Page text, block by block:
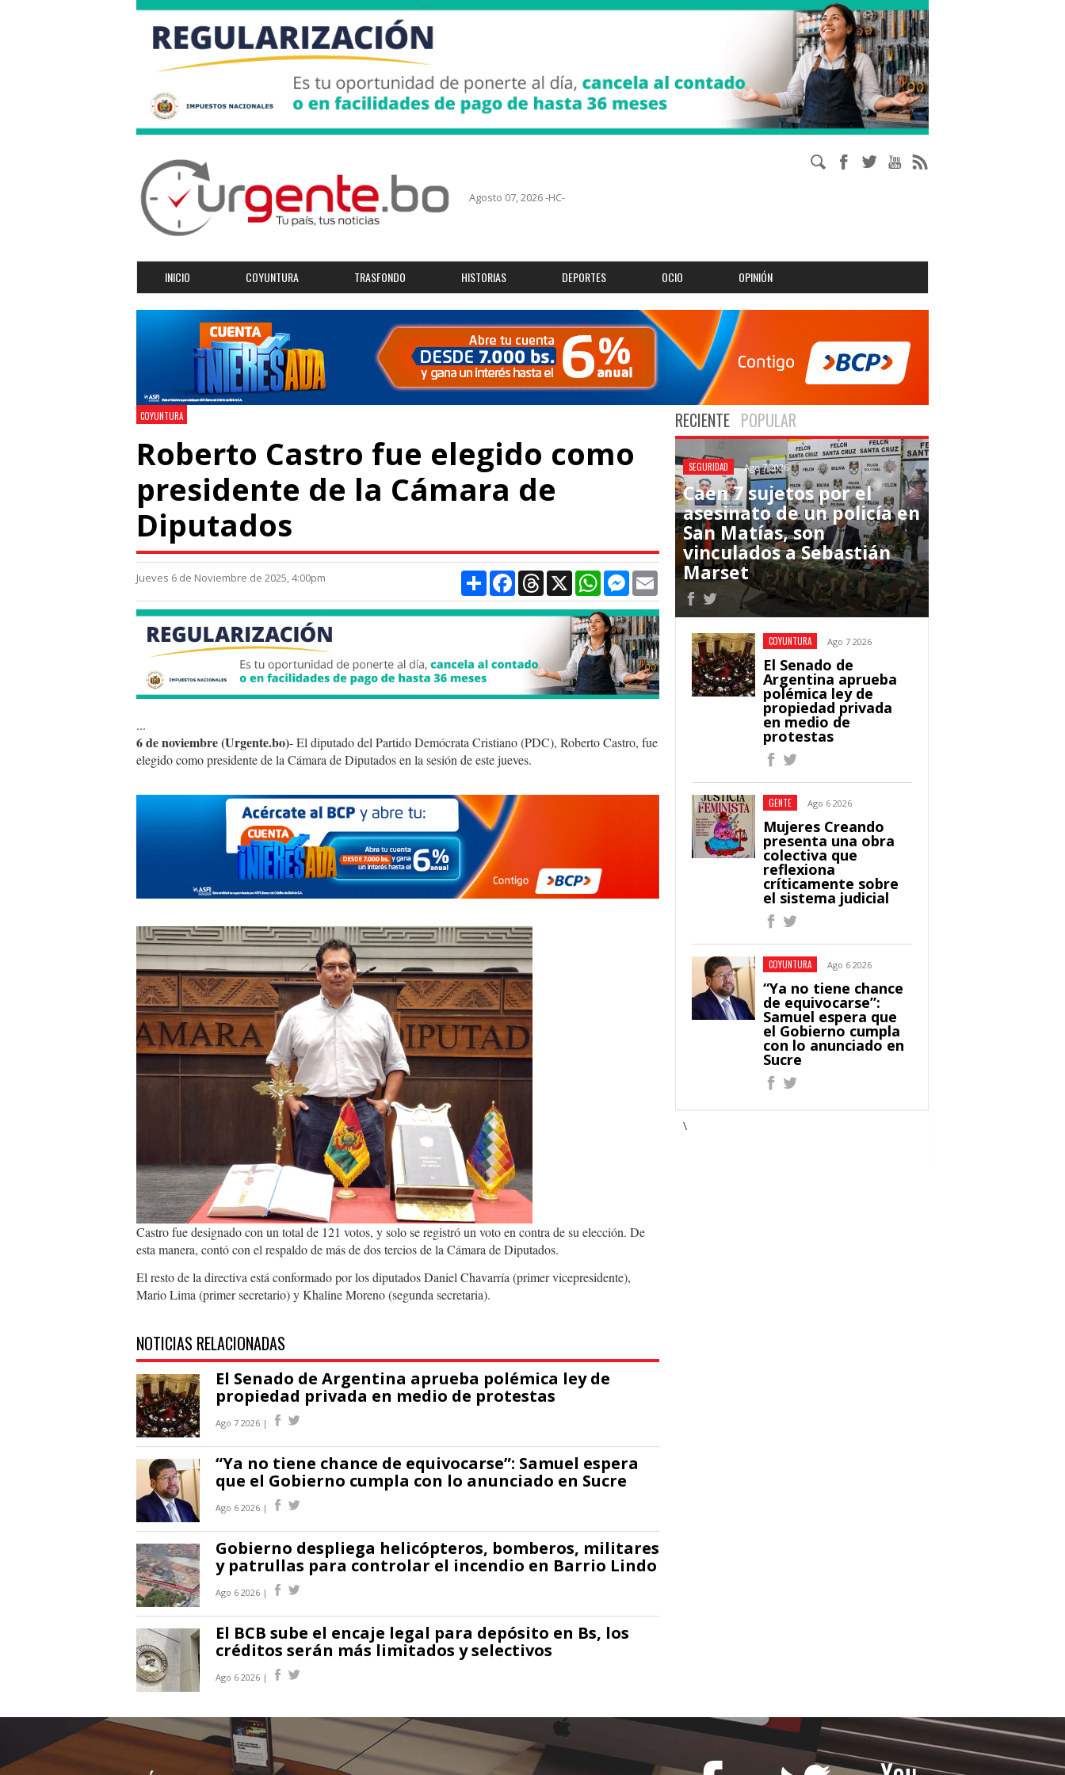
Agosto 07, 2026 -HC-
INICIO COYUNTURA TRASFONDO HISTORIAS DEPORTES OCIO OPINIÓN
COYUNTURA
Roberto Castro fue elegido como
presidente de la Cámara de
Diputados
Jueves 6 de Noviembre de 2025, 4:00pm CompartirFacebookThreads
X WhatsAppMessenger
Email
...
6 de noviembre (Urgente.bo)- El diputado del Partido Demócrata Cristiano (PDC), Roberto Castro, fue
elegido como presidente de la Cámara de Diputados en la sesión de este jueves.
roberto
Castro.jpg
Castro fue designado con un total de 121 votos, y solo se registró un voto en contra de su elección. De
esta manera, contó con el respaldo de más de dos tercios de la Cámara de Diputados.
El resto de la directiva está conformado por los diputados Daniel Chavarría (primer vicepresidente),
Mario Lima (primer secretario) y Khaline Moreno (segunda secretaria).
NOTICIAS RELACIONADAS
El Senado de Argentina aprueba polémica ley de
propiedad privada en medio de protestas
Ago 7 2026 |
“Ya no tiene chance de equivocarse”: Samuel espera
que el Gobierno cumpla con lo anunciado en Sucre
Ago 6 2026 |
Gobierno despliega helicópteros, bomberos, militares
y patrullas para controlar el incendio en Barrio Lindo
Ago 6 2026 |
El BCB sube el encaje legal para depósito en Bs, los
créditos serán más limitados y selectivos
Ago 6 2026 |
RECIENTE POPULAR
SEGURIDAD Ago 7 2026
Caen 7 sujetos por el
asesinato de un policía en
San Matías, son
vinculados a Sebastián
Marset
COYUNTURA Ago 7 2026
El Senado de
Argentina aprueba
polémica ley de
propiedad privada
en medio de
protestas
GENTE Ago 6 2026
Mujeres Creando
presenta una obra
colectiva que
reflexiona
críticamente sobre
el sistema judicial
COYUNTURA Ago 6 2026
“Ya no tiene chance
de equivocarse”:
Samuel espera que
el Gobierno cumpla
con lo anunciado en
Sucre
\